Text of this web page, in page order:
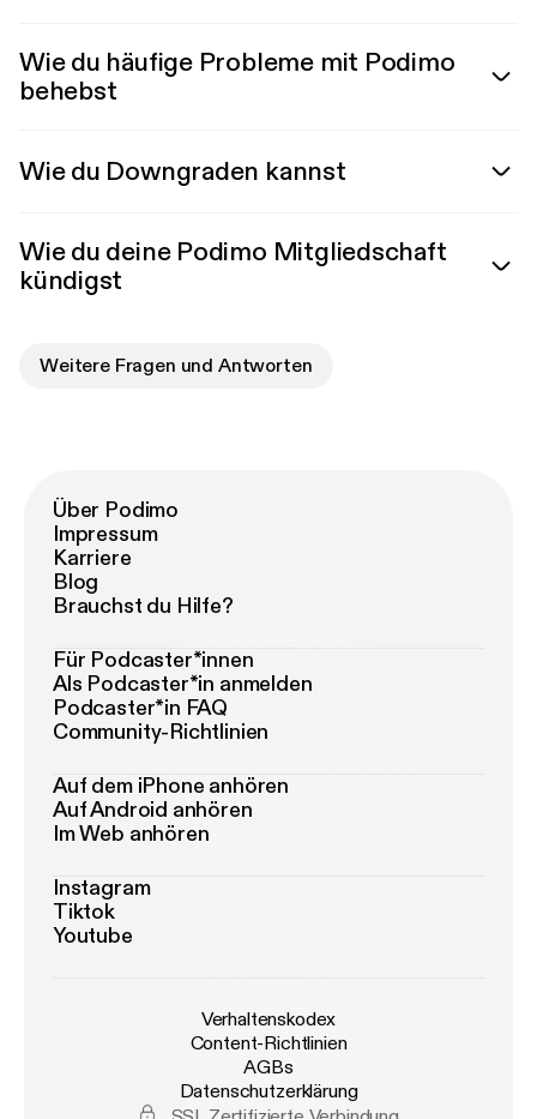
Wie du häufige Probleme mit Podimo
behebst
Wie du Downgraden kannst
Wie du deine Podimo Mitgliedschaft
kündigst
Weitere Fragen und Antworten
Über Podimo
Impressum
Karriere
Blog
Brauchst du Hilfe?
Für Podcaster*innen
Als Podcaster*in anmelden
Podcaster*in FAQ
Community-Richtlinien
Auf dem iPhone anhören
Auf Android anhören
Im Web anhören
Instagram
Tiktok
Youtube
Verhaltenskodex
Content-Richtlinien
AGBs
Datenschutzerklärung